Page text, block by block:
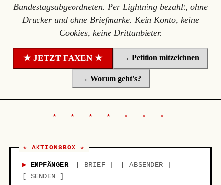
Bundestagsabgeordneten. Per Lightning bezahlt, ohne
Drucker und ohne Briefmarke. Kein Konto, keine
Cookies, keine Drittanbieter.
★ JETZT FAXEN ★ → Petition mitzeichnen
→ Worum geht's?
★ AKTIONSBOX ★
EMPFÄNGER BRIEF
ABSENDER
SENDEN